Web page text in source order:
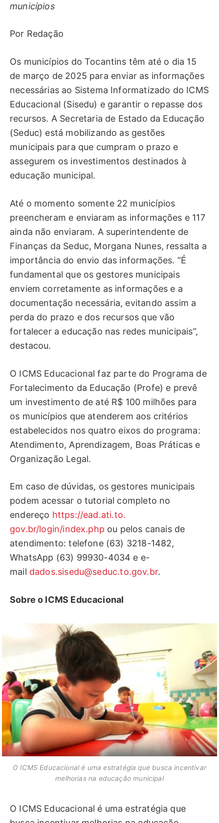
municípios
Por Redação
Os municípios do Tocantins têm até o dia 15
de março de 2025 para enviar as informações
necessárias ao Sistema Informatizado do ICMS
Educacional (Sisedu) e garantir o repasse dos
recursos. A Secretaria de Estado da Educação
(Seduc) está mobilizando as gestões
municipais para que cumpram o prazo e
assegurem os investimentos destinados à
educação municipal.
Até o momento somente 22 municípios
preencheram e enviaram as informações e 117
ainda não enviaram. A superintendente de
Finanças da Seduc, Morgana Nunes, ressalta a
importância do envio das informações. “É
fundamental que os gestores municipais
enviem corretamente as informações e a
documentação necessária, evitando assim a
perda do prazo e dos recursos que vão
fortalecer a educação nas redes municipais”,
destacou.
O ICMS Educacional faz parte do Programa de
Fortalecimento da Educação (Profe) e prevê
um investimento de até R$ 100 milhões para
os municípios que atenderem aos critérios
estabelecidos nos quatro eixos do programa:
Atendimento, Aprendizagem, Boas Práticas e
Organização Legal.
Em caso de dúvidas, os gestores municipais
podem acessar o tutorial completo no
endereço https://ead.ati.to.
gov.br/login/index.php ou pelos canais de
atendimento: telefone (63) 3218-1482,
WhatsApp (63) 99930-4034 e e-
mail dados.sisedu@seduc.to.gov.br.
Sobre o ICMS Educacional
O ICMS Educacional é uma estratégia que busca incentivar
melhorias na educação municipal
O ICMS Educacional é uma estratégia que